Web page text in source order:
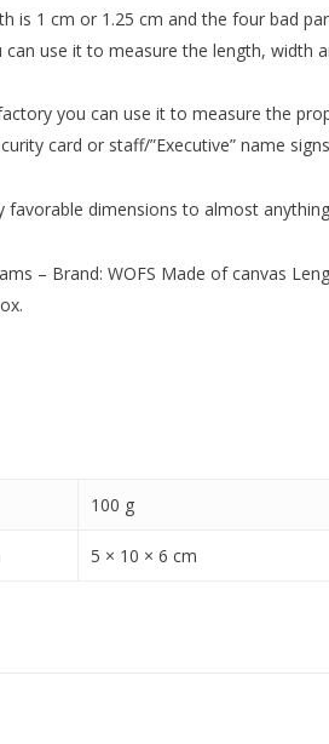
is 1 cm or 1.25 cm and the four bad
can use it to measure the length,
you can use it to measure the
card or staff/”Executive” name
favorable dimensions to almost
– Brand: WOFS Made of canvas
100 g
5 × 10 × 6 cm